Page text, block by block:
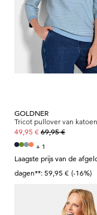
GOLDNER
Tricot jasje van merinowol
139,95 €
+ 5
GOLDNER
Tricot pullover van katoen
49,95 € 69,95 €
+ 1
Laagste prijs van de
dagen**: 59,95 € (-16%)